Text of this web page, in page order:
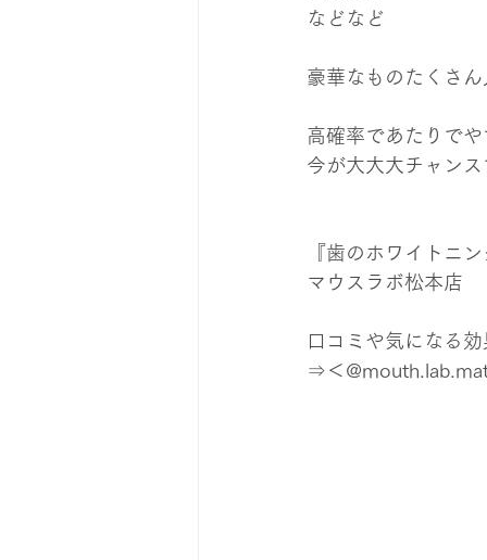
などなど
豪華なものたくさ
高確率であたりで
今が大大大チャン
『歯のホワイトニ
マウスラボ松本店
口コミや気になる
⇒＜